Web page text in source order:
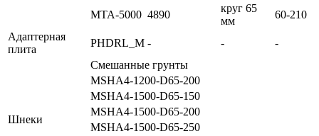
MTA-5000 4890
круг 65
мм
60-210
Адаптерная
плита
PHDRL_M - - -
Шнеки
Смешанные грунты
MSHA4-1200-D65-200
MSHA4-1500-D65-150
MSHA4-1500-D65-200
MSHA4-1500-D65-250